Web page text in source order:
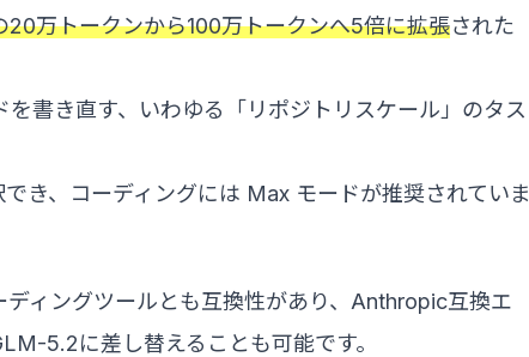
万トークンから100万トークンへ5倍に拡張された
書き直す、いわゆる「リポジトリスケール」のタス
き、コーディングには Max モードが推奨されていま
ィングツールとも互換性があり、Anthropic互換エ
5.2に差し替えることも可能です。